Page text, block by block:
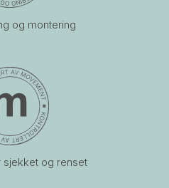
og montering
sjekket og renset